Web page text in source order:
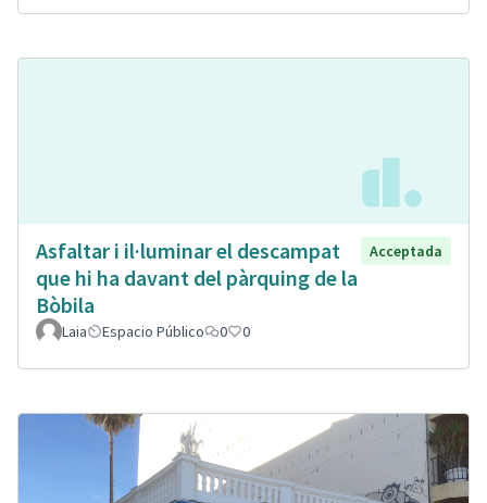
Asfaltar i il·luminar el descampat
que hi ha davant del pàrquing de la
Bòbila
Acceptada
Laia Espacio Público 0 0